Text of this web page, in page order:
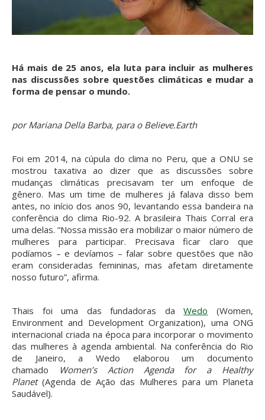
Há mais de 25 anos, ela luta para incluir as mulheres
nas discussões sobre questões climáticas e mudar a
forma de pensar o mundo.
por Mariana Della Barba, para o Believe.Earth
Foi em 2014, na cúpula do clima no Peru, que a ONU se
mostrou taxativa ao dizer que as discussões sobre
mudanças climáticas precisavam ter um enfoque de
gênero. Mas um time de mulheres já falava disso bem
antes, no início dos anos 90, levantando essa bandeira na
conferência do clima Rio-92. A brasileira Thais Corral era
uma delas. “Nossa missão era mobilizar o maior número de
mulheres para participar. Precisava ficar claro que
podíamos – e devíamos – falar sobre questões que não
eram consideradas femininas, mas afetam diretamente
nosso futuro”, afirma.
Thais foi uma das fundadoras daWedo (Women,
Environment and Development Organization), uma ONG
internacional criada na época para incorporar o movimento
das mulheres à agenda ambiental. Na conferência do Rio
de Janeiro, a Wedo elaborou um documento
chamado
Women’s Action Agenda for a Healthy
Planet(Agenda de Ação das Mulheres para um Planeta
Saudável).